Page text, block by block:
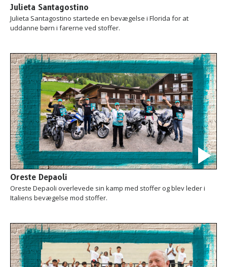
Julieta Santagostino
Julieta Santagostino startede en bevægelse i Florida for at
uddanne børn i farerne ved stoffer.
Oreste Depaoli
Oreste Depaoli overlevede sin kamp med stoffer og blev leder i
Italiens bevægelse mod stoffer.